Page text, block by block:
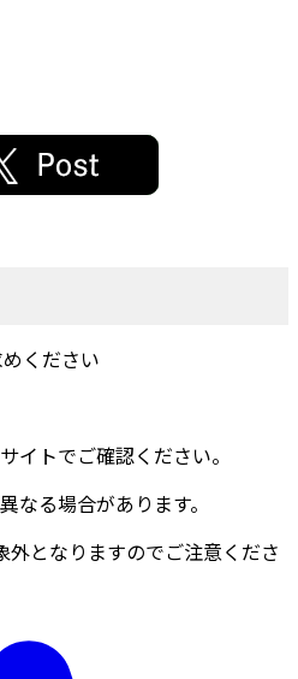
ください
イトでご確認ください。
る場合があります。
となりますのでご注意くださ